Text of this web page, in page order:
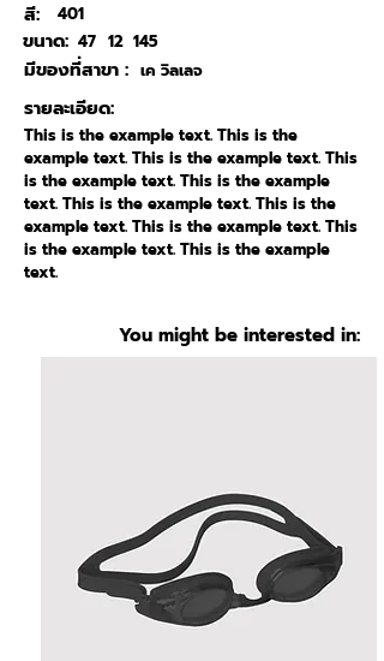
สี:
401
47
ขนาด: 12 145
เค วิลเลจ
มีของที่สาขา :
รายละเอียด:
This is the example text. This is the
example text. This is the example text. This
is the example text. This is the example
text. This is the example text. This is the
example text. This is the example text. This
is the example text. This is the example
text.
You might be interested in: